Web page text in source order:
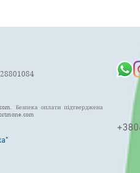
Безпека оплати підтверджена